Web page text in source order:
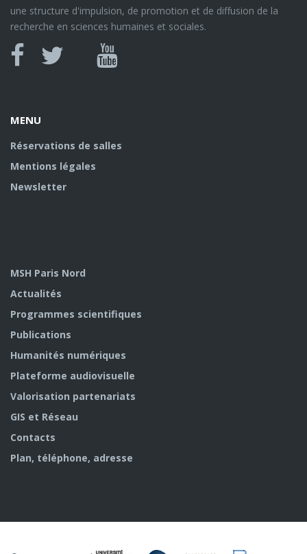
une structure d'impulsion, de promotion et de diffusion de la
recherche en sciences humaines et sociales.
Canal
MENU
Réservations de salles
Mentions légales
Newsletter
MSH Paris Nord
Actualités
Programmes scientifiques
Publications
Humanités numériques
Plateforme audiovisuelle
Valorisation partenariats
GIS et Réseau
Contacts
Plan, téléphone, adresse